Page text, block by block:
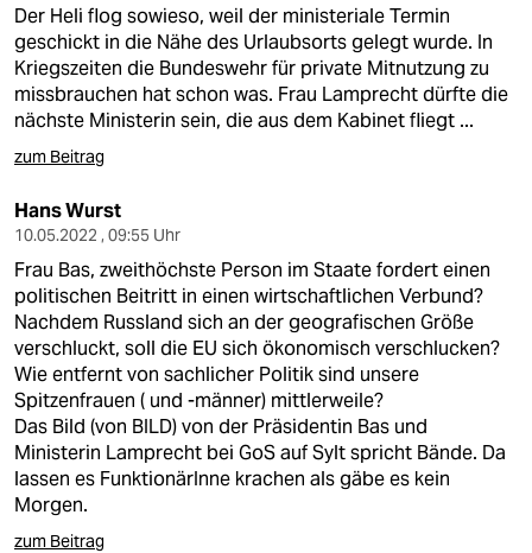
Der Heli flog sowieso, weil der ministeriale Termin
geschickt in die Nähe des Urlaubsorts gelegt wurde. In
Kriegszeiten die Bundeswehr für private Mitnutzung zu
missbrauchen hat schon was. Frau Lamprecht dürfte die
nächste Ministerin sein, die aus dem Kabinet fliegt ...
zum Beitrag
Hans Wurst
10.05.2022 , 09:55 Uhr
Frau Bas, zweithöchste Person im Staate fordert einen
politischen Beitritt in einen wirtschaftlichen Verbund?
Nachdem Russland sich an der geografischen Größe
verschluckt, soll die EU sich ökonomisch verschlucken?
Wie entfernt von sachlicher Politik sind unsere
Spitzenfrauen ( und -männer) mittlerweile?
Das Bild (von BILD) von der Präsidentin Bas und
Ministerin Lamprecht bei GoS auf Sylt spricht Bände. Da
lassen es FunktionärInne krachen als gäbe es kein
Morgen.
zum Beitrag